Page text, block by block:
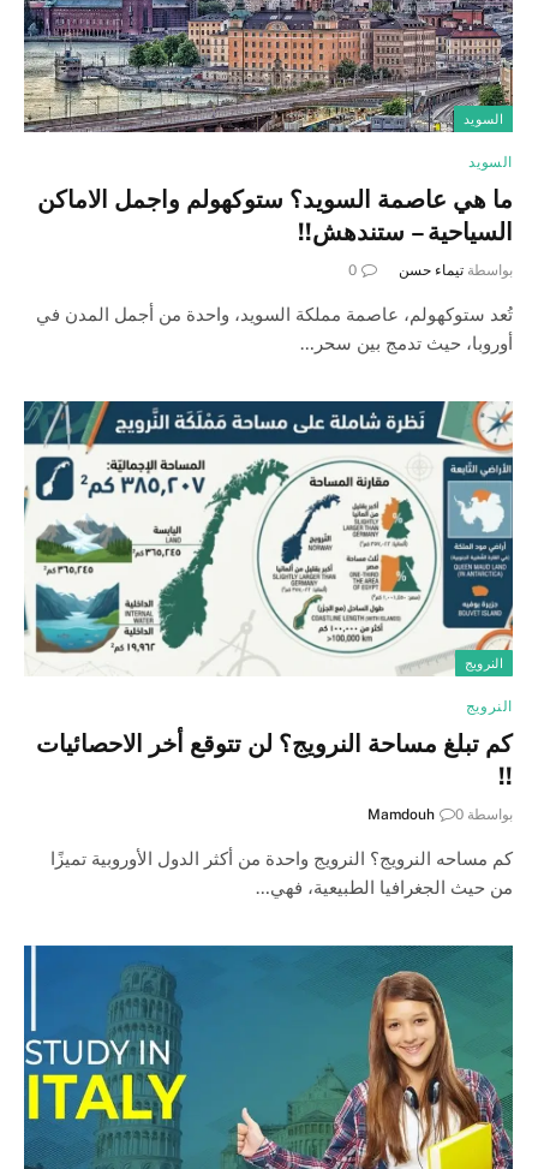
السويد
السويد
ما هي عاصمة السويد؟ ستوكهولم واجمل الاماكن
السياحية – ستندهش!!
بواسطة تيماء حسن 0
تُعد ستوكهولم، عاصمة مملكة السويد، واحدة من أجمل المدن في
أوروبا، حيث تدمج بين سحر…
النرويج
النرويج
كم تبلغ مساحة النرويج؟ لن تتوقع أخر الاحصائيات
!!
بواسطة Mamdouh 0
كم مساحه النرويج؟ النرويج واحدة من أكثر الدول الأوروبية تميزًا
من حيث الجغرافيا الطبيعية، فهي…